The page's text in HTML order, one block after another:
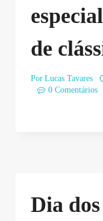
de
Por Lucas Tavares
0 Comentários
Dia